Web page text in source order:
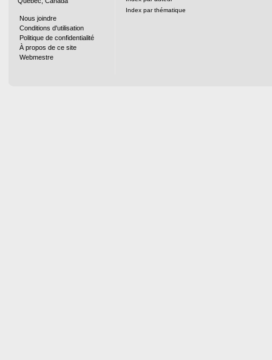
Nous joindre
Conditions d'utilisation
Politique de confidentialité
À propos de ce site
Webmestre
Index par thématique